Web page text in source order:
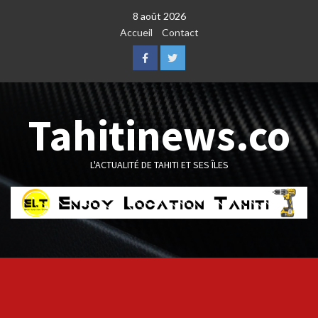
8 août 2026
Accueil
Contact
FacebookTwitter
Tahitinews.co
L'ACTUALITÉ DE TAHITI ET SES ÎLES